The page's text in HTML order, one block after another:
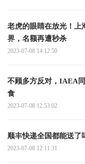
老虎的眼睛在放光！上
界，名额再遭秒杀
2023-07-08 14:12:50
不顾多方反对，IAEA
食
2023-07-08 12:53:02
顺丰快递全国都能送了
2023-07-08 12:11:31